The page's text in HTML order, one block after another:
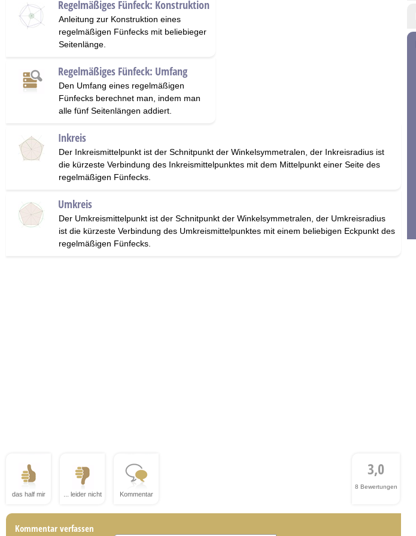
Regelmäßiges Fünfeck: Konstruktion
Anleitung zur Konstruktion eines
regelmäßigen Fünfecks mit beliebieger
Seitenlänge.
Regelmäßiges Fünfeck: Umfang
Den Umfang eines regelmäßigen
Fünfecks berechnet man, indem man
alle fünf Seitenlängen addiert.
Inkreis
Der Inkreismittelpunkt ist der Schnitpunkt der Winkelsymmetralen, der Inkreisradius ist
die kürzeste Verbindung des Inkreismittelpunktes mit dem Mittelpunkt einer Seite des
regelmäßigen Fünfecks.
Umkreis
Der Umkreismittelpunkt ist der Schnitpunkt der Winkelsymmetralen, der Umkreisradius
ist die kürzeste Verbindung des Umkreismittelpunktes mit einem beliebigen Eckpunkt des
regelmäßigen Fünfecks.
das half mir ... leider nicht Kommentar
3,0
8 Bewertungen
Kommentar verfassen